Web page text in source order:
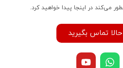
می‌کند در اینجا پیدا خواهید کرد.
تماس بگیرید